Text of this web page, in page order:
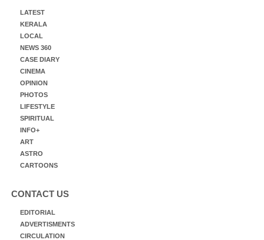
LATEST
KERALA
LOCAL
NEWS 360
CASE DIARY
CINEMA
OPINION
PHOTOS
LIFESTYLE
SPIRITUAL
INFO+
ART
ASTRO
CARTOONS
CONTACT US
EDITORIAL
ADVERTISMENTS
CIRCULATION